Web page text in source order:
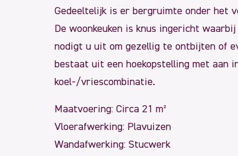
Gedeeltelijk is er bergruimte onder het
De woonkeuken is knus ingericht
nodigt u uit om gezellig te ontbijten of
bestaat uit een hoekopstelling met aan
koel-/vriescombinatie.
Maatvoering: Circa 21 m²
Vloerafwerking: Plavuizen
Wandafwerking: Stucwerk